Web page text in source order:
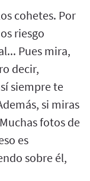
cohetes. Por
riesgo
Pues mira,
decir,
siempre te
si miras
fotos de
es
sobre él,